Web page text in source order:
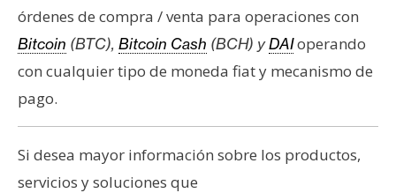
órdenes de compra / venta para operaciones con
Bitcoin (BTC), Bitcoin Cash (BCH) yDAIoperando
con cualquier tipo de moneda fiat y mecanismo de
pago.
Si desea mayor información sobre los productos,
servicios y soluciones que